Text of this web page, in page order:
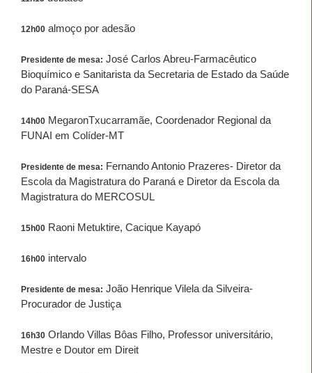
12h00 almoço por adesão
Presidente de mesa: José Carlos Abreu-Farmacêutico
Bioquímico e Sanitarista da Secretaria de Estado da Saúde
do Paraná-SESA
14h00 MegaronTxucarramãe, Coordenador Regional da
FUNAI em Colíder-MT
Presidente de mesa: Fernando Antonio Prazeres- Diretor da
Escola da Magistratura do Paraná e Diretor da Escola da
Magistratura do MERCOSUL
15h00 Raoni Metuktire, Cacique Kayapó
16h00 intervalo
Presidente de mesa: João Henrique Vilela da Silveira-
Procurador de Justiça
16h30 Orlando Villas Bôas Filho, Professor universitário,
Mestre e Doutor em Direit